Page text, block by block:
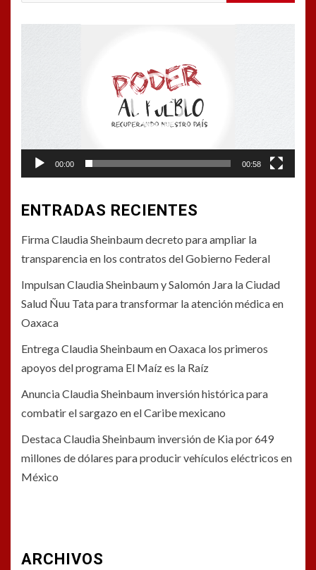
00:00 00:58
ENTRADAS RECIENTES
Firma Claudia Sheinbaum decreto para ampliar la
transparencia en los contratos del Gobierno Federal
Impulsan Claudia Sheinbaum y Salomón Jara la Ciudad
Salud Ñuu Tata para transformar la atención médica en
Oaxaca
Entrega Claudia Sheinbaum en Oaxaca los primeros
apoyos del programa El Maíz es la Raíz
Anuncia Claudia Sheinbaum inversión histórica para
combatir el sargazo en el Caribe mexicano
Destaca Claudia Sheinbaum inversión de Kia por 649
millones de dólares para producir vehículos eléctricos en
México
ARCHIVOS